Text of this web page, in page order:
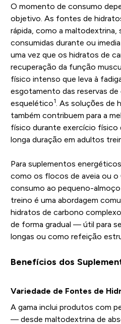
O momento de consumo
objetivo. As fontes de
rápida, como a maltodextrina,
consumidas durante ou
uma vez que os hidratos de
recuperação da função
físico intenso que leva à
esgotamento das reservas
esquelético1 . As soluções de
também contribuem para a
físico durante exercício físico
longa duração em adultos
Para suplementos
como os flocos de aveia ou o
consumo ao pequeno-
treino é uma abordagem
hidratos de carbono
de forma gradual — útil para
longas ou como refeição
Benefícios dos
Variedade de Fontes de
A gama inclui produtos com
— desde maltodextrina de